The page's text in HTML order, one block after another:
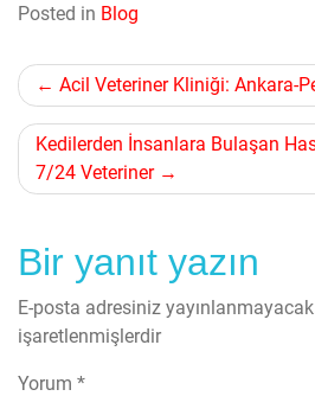
Posted in Blog
Yazı
gezinmesi
Acil Veteriner Kliniği: Ankara-
Kedilerden İnsanlara Bulaşan
7/24 Veteriner
Bir yanıt yazın
E-posta adresiniz
işaretlenmişlerdir
Yorum *